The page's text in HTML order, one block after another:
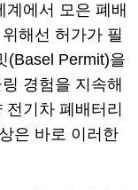
에서 모은 폐배
해선 허가가 필
(Basel Permit)을
경험을 지속해
기차 폐배터리
은 바로 이러한